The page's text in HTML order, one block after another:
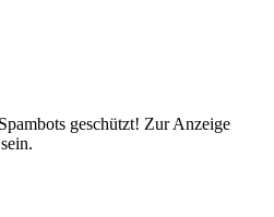
geschützt! Zur Anzeige